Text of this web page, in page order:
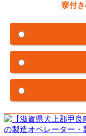
寮付